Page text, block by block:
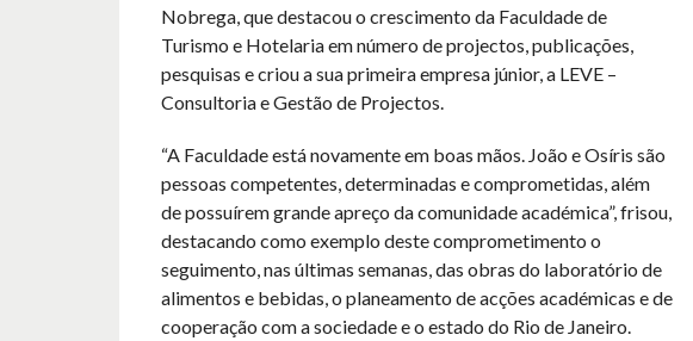
Nobrega, que destacou o crescimento da Faculdade de
Turismo e Hotelaria em número de projectos, publicações,
pesquisas e criou a sua primeira empresa júnior, a LEVE –
Consultoria e Gestão de Projectos.
“A Faculdade está novamente em boas mãos. João e Osíris são
pessoas competentes, determinadas e comprometidas, além
de possuírem grande apreço da comunidade académica”, frisou,
destacando como exemplo deste comprometimento o
seguimento, nas últimas semanas, das obras do laboratório de
alimentos e bebidas, o planeamento de acções académicas e de
cooperação com a sociedade e o estado do Rio de Janeiro.